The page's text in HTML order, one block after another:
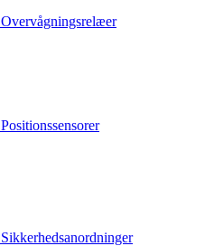
Overvågningsrelæer
Positionssensorer
Sikkerhedsanordninger